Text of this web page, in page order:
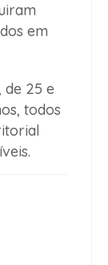
em
de 25 e
todos